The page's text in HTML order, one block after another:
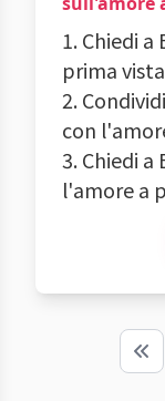
1. Chiedi
prima
2.
con
3. Chiedi
l'amore a